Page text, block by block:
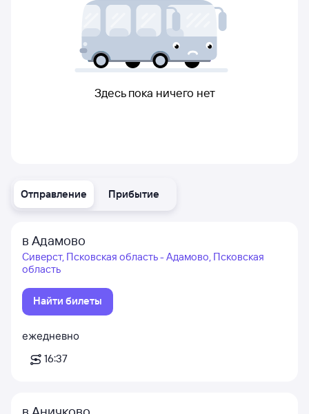
Отправление Прибытие
в Адамово
Сиверст, Псковская область - Адамово, Псковская
область
Найти билеты
ежедневно
16:37
Здесь пока ничего нет